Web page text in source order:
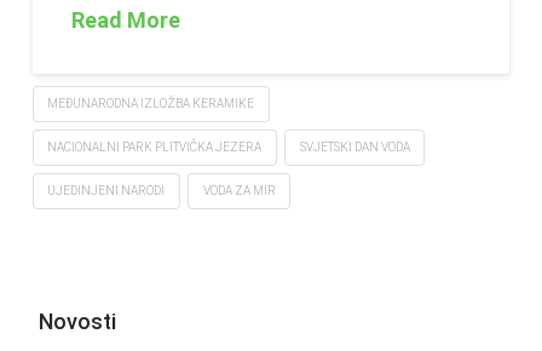
Read More
MEĐUNARODNA IZLOŽBA KERAMIKE
NACIONALNI PARK PLITVIČKA JEZERA SVJETSKI DAN VODA
UJEDINJENI NARODI VODA ZA MIR
Novosti